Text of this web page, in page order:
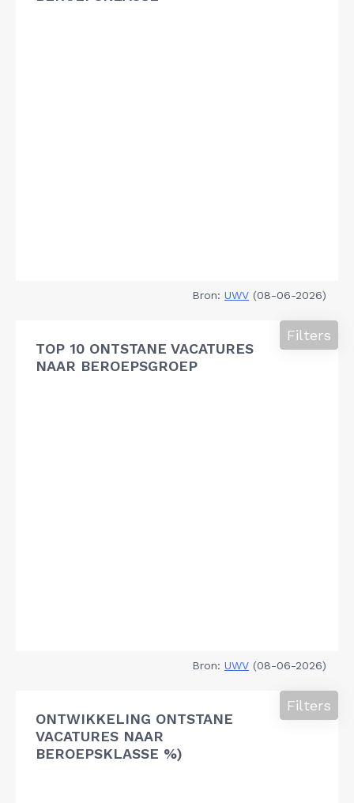
Bron: UWV (08-06-2026)
TOP 10 ONTSTANE VACATURES
NAAR BEROEPSGROEP
Filters
Bron: UWV (08-06-2026)
ONTWIKKELING ONTSTANE
VACATURES NAAR
BEROEPSKLASSE %)
Filters